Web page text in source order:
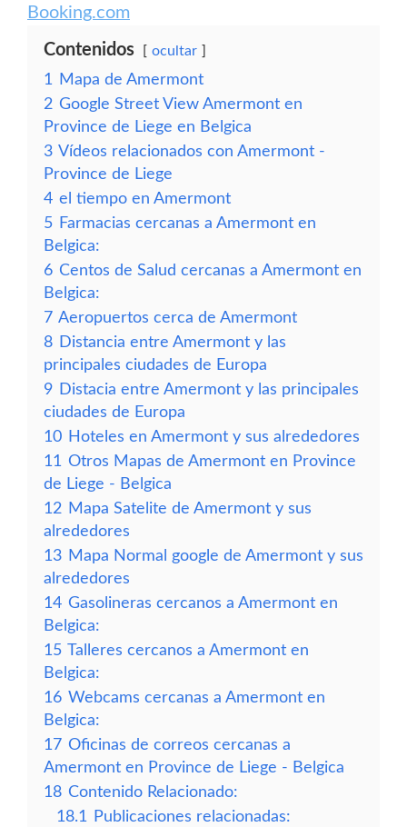
Booking.com
Contenidos ocultar
1
Mapa de Amermont
2 Google Street View Amermont en
Province de Liege en Belgica
3 Vídeos relacionados con Amermont -
Province de Liege
4 el tiempo en Amermont
5 Farmacias cercanas a Amermont en
Belgica:
6 Centos de Salud cercanas a Amermont en
Belgica:
7 Aeropuertos cerca de Amermont
8 Distancia entre Amermont y las
principales ciudades de Europa
9 Distacia entre Amermont y las principales
ciudades de Europa
10 Hoteles en Amermont y sus alrededores
11 Otros Mapas de Amermont en Province
de Liege - Belgica
12 Mapa Satelite de Amermont y sus
alrededores
13 Mapa Normal google de Amermont y sus
alrededores
14 Gasolineras cercanos a Amermont en
Belgica:
15 Talleres cercanos a Amermont en
Belgica:
16 Webcams cercanas a Amermont en
Belgica:
17 Oficinas de correos cercanas a
Amermont en Province de Liege - Belgica
18 Contenido Relacionado:
18.1
Publicaciones relacionadas: